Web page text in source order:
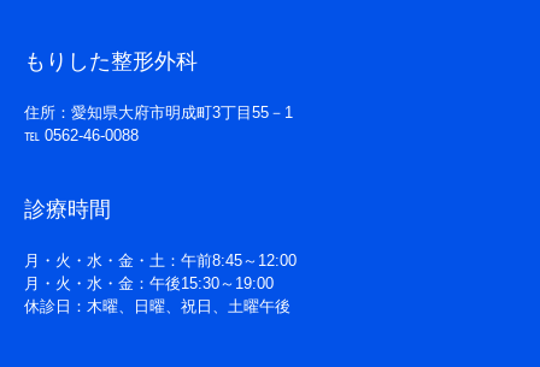
もりした整形外科
住所：愛知県大府市明成町3丁目55－1
℡ 0562-46-0088
診療時間
月・火・水・金・土：午前8:45～12:00
月・火・水・金：午後15:30～19:00
休診日：木曜、日曜、祝日、土曜午後